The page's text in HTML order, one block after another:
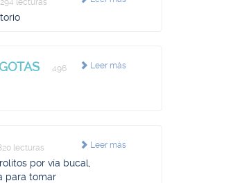
294 lecturas
Leer más
496
Leer más
lecturas
por vía bucal,
para tomar